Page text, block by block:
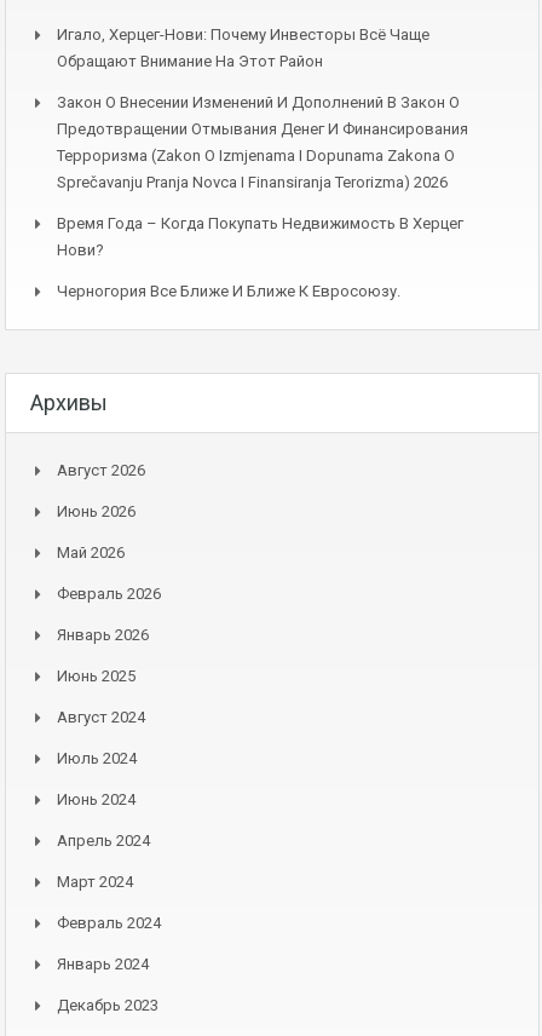
Игало, Херцег-Нови: Почему Инвесторы Всё Чаще
Обращают Внимание На Этот Район
Закон О Внесении Изменений И Дополнений В Закон О
Предотвращении Отмывания Денег И Финансирования
Терроризма (Zakon O Izmjenama I Dopunama Zakona O
Sprečavanju Pranja Novca I Finansiranja Terorizma) 2026
Время Года – Когда Покупать Недвижимость В Херцег
Нови?
Черногория Все Ближе И Ближе К Евросоюзу.
Архивы
Август 2026
Июнь 2026
Май 2026
Февраль 2026
Январь 2026
Июнь 2025
Август 2024
Июль 2024
Июнь 2024
Апрель 2024
Март 2024
Февраль 2024
Январь 2024
Декабрь 2023